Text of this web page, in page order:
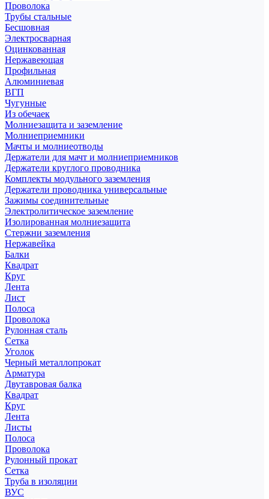
Проволока
Трубы стальные
Бесшовная
Электросварная
Оцинкованная
Нержавеющая
Профильная
Алюминиевая
ВГП
Чугунные
Из обечаек
Молниезащита и заземление
Молниеприемники
Мачты и молниеотводы
Держатели для мачт и молниеприемников
Держатели круглого проводника
Комплекты модульного заземления
Держатели проводника универсальные
Зажимы соединительные
Электролитическое заземление
Изолированная молниезащита
Стержни заземления
Нержавейка
Балки
Квадрат
Круг
Лента
Лист
Полоса
Проволока
Рулонная сталь
Сетка
Уголок
Черный металлопрокат
Арматура
Двутавровая балка
Квадрат
Круг
Лента
Листы
Полоса
Проволока
Рулонный прокат
Сетка
Труба в изоляции
ВУС